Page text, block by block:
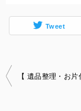
Tweet
投